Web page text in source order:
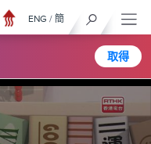
取得
ENG / 簡